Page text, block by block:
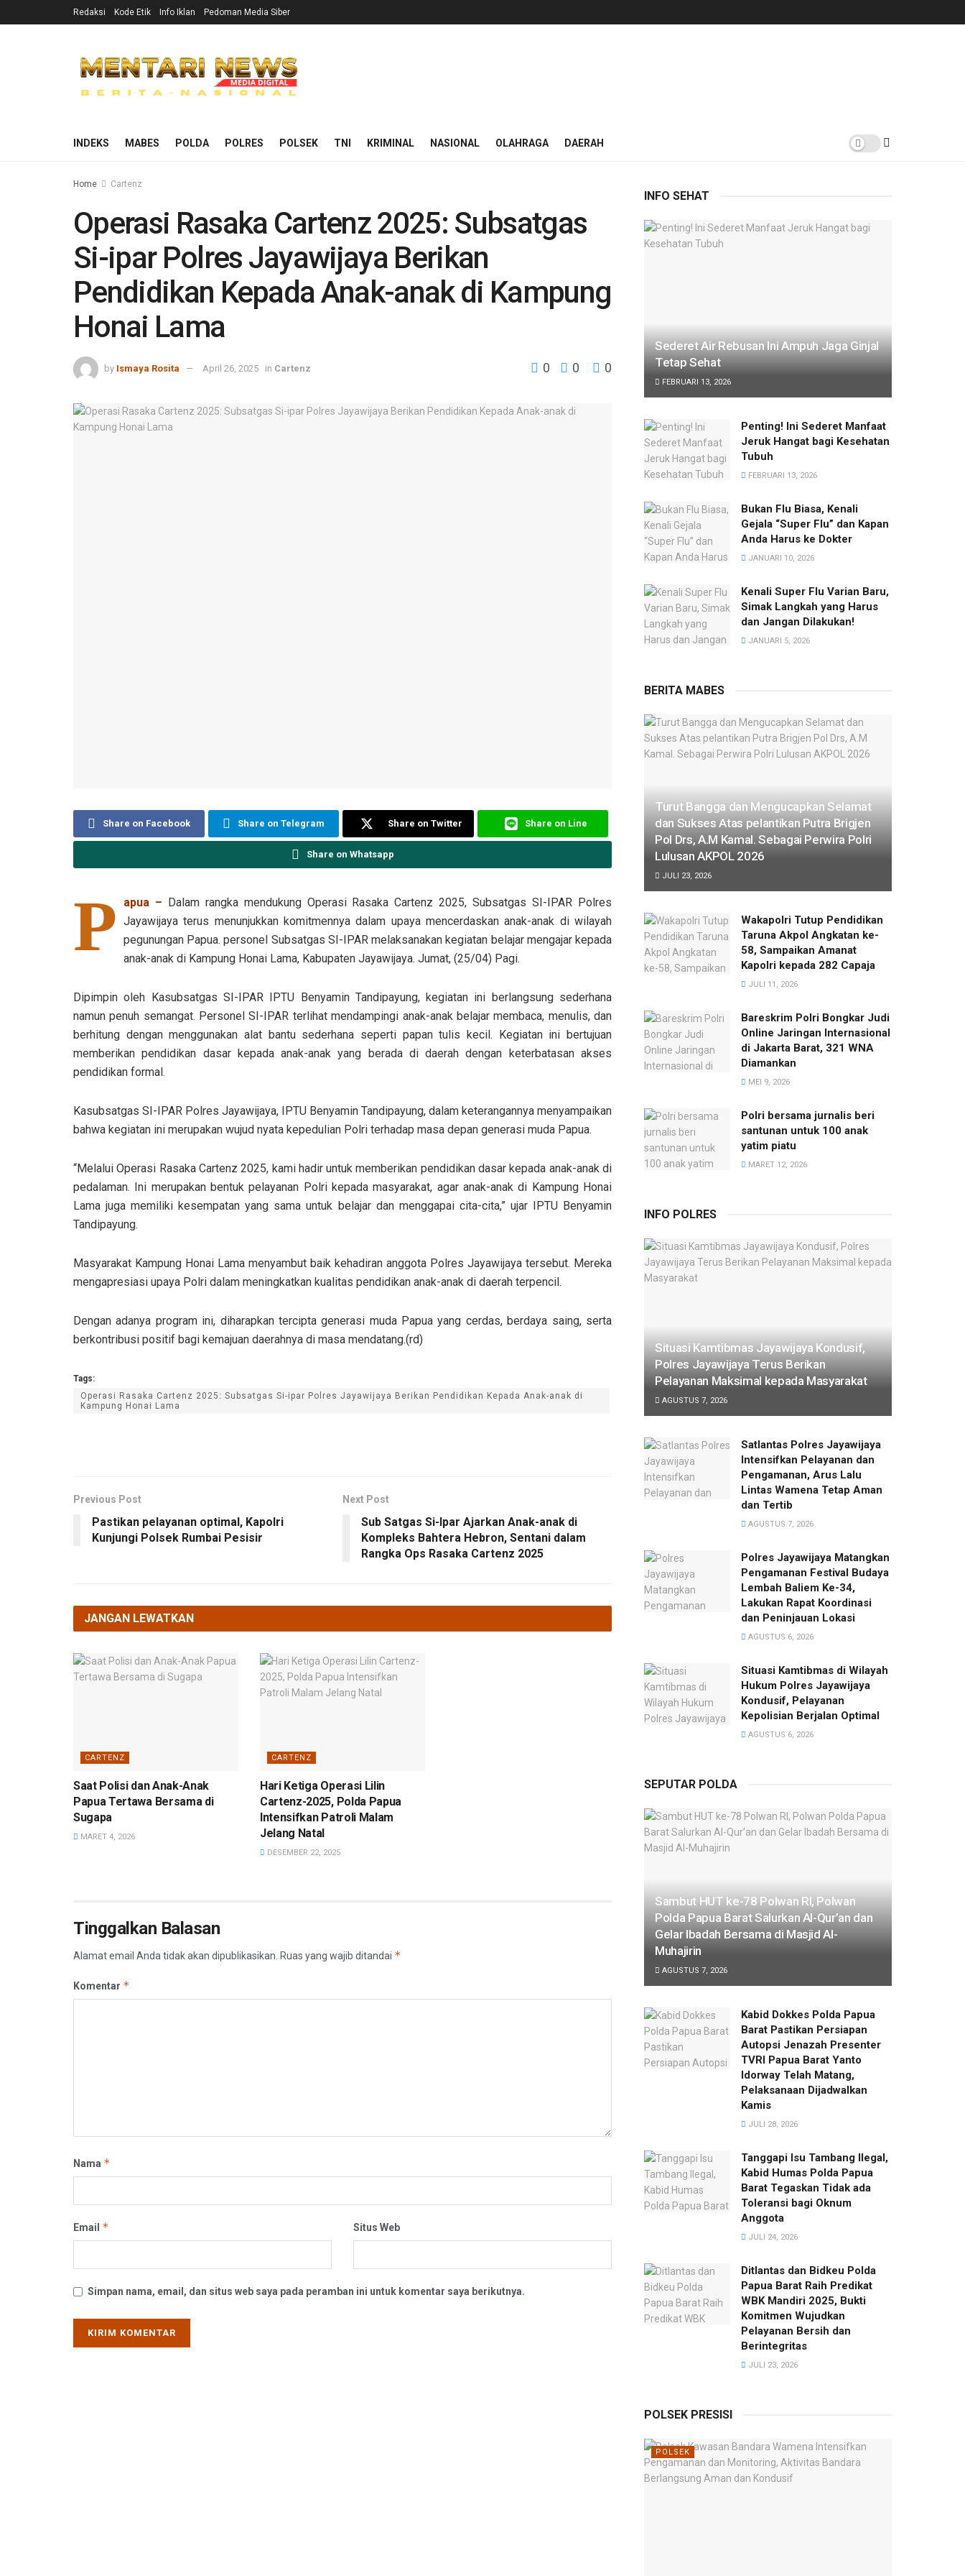
Redaksi Kode Etik Info Iklan Pedoman Media Siber
INDEKS MABES POLDA POLRES POLSEK TNI KRIMINAL NASIONAL OLAHRAGA DAERAH
Home Cartenz
Operasi Rasaka Cartenz 2025: Subsatgas
Si-ipar Polres Jayawijaya Berikan
Pendidikan Kepada Anak-anak di Kampung
Honai Lama
by Ismaya Rosita April 26, 2025 in Cartenz 0 0 0
Share on Facebook Share on Telegram Share on Twitter Share on Line
Share on Whatsapp
P apua – Dalam rangka mendukung Operasi Rasaka Cartenz 2025, Subsatgas SI-IPAR Polres
Jayawijaya terus menunjukkan komitmennya dalam upaya mencerdaskan anak-anak di wilayah
pegunungan Papua. personel Subsatgas SI-IPAR melaksanakan kegiatan belajar mengajar kepada
anak-anak di Kampung Honai Lama, Kabupaten Jayawijaya. Jumat, (25/04) Pagi.
Dipimpin oleh Kasubsatgas SI-IPAR IPTU Benyamin Tandipayung, kegiatan ini berlangsung sederhana
namun penuh semangat. Personel SI-IPAR terlihat mendampingi anak-anak belajar membaca, menulis, dan
berhitung dengan menggunakan alat bantu sederhana seperti papan tulis kecil. Kegiatan ini bertujuan
memberikan pendidikan dasar kepada anak-anak yang berada di daerah dengan keterbatasan akses
pendidikan formal.
Kasubsatgas SI-IPAR Polres Jayawijaya, IPTU Benyamin Tandipayung, dalam keterangannya menyampaikan
bahwa kegiatan ini merupakan wujud nyata kepedulian Polri terhadap masa depan generasi muda Papua.
“Melalui Operasi Rasaka Cartenz 2025, kami hadir untuk memberikan pendidikan dasar kepada anak-anak di
pedalaman. Ini merupakan bentuk pelayanan Polri kepada masyarakat, agar anak-anak di Kampung Honai
Lama juga memiliki kesempatan yang sama untuk belajar dan menggapai cita-cita,” ujar IPTU Benyamin
Tandipayung.
Masyarakat Kampung Honai Lama menyambut baik kehadiran anggota Polres Jayawijaya tersebut. Mereka
mengapresiasi upaya Polri dalam meningkatkan kualitas pendidikan anak-anak di daerah terpencil.
Dengan adanya program ini, diharapkan tercipta generasi muda Papua yang cerdas, berdaya saing, serta
berkontribusi positif bagi kemajuan daerahnya di masa mendatang.(rd)
Tags:
Operasi Rasaka Cartenz 2025: Subsatgas Si-ipar Polres Jayawijaya Berikan Pendidikan Kepada Anak-anak di
Kampung Honai Lama
Previous Post
Pastikan pelayanan optimal, Kapolri
Kunjungi Polsek Rumbai Pesisir
Next Post
Sub Satgas Si-Ipar Ajarkan Anak-anak di
Kompleks Bahtera Hebron, Sentani dalam
Rangka Ops Rasaka Cartenz 2025
JANGAN LEWATKAN
CARTENZ
Saat Polisi dan Anak-Anak
Papua Tertawa Bersama di
Sugapa
MARET 4, 2026
CARTENZ
Hari Ketiga Operasi Lilin
Cartenz-2025, Polda Papua
Intensifkan Patroli Malam
Jelang Natal
DESEMBER 22, 2025
Tinggalkan Balasan
Alamat email Anda tidak akan dipublikasikan. Ruas yang wajib ditandai *
Komentar *
Nama *
Email * Situs Web
Simpan nama, email, dan situs web saya pada peramban ini untuk komentar saya berikutnya.
INFO SEHAT
Sederet Air Rebusan Ini Ampuh Jaga Ginjal
Tetap Sehat
FEBRUARI 13, 2026
Penting! Ini Sederet Manfaat
Jeruk Hangat bagi Kesehatan
Tubuh
FEBRUARI 13, 2026
Bukan Flu Biasa, Kenali
Gejala “Super Flu” dan Kapan
Anda Harus ke Dokter
JANUARI 10, 2026
Kenali Super Flu Varian Baru,
Simak Langkah yang Harus
dan Jangan Dilakukan!
JANUARI 5, 2026
BERITA MABES
Turut Bangga dan Mengucapkan Selamat
dan Sukses Atas pelantikan Putra Brigjen
Pol Drs, A.M Kamal. Sebagai Perwira Polri
Lulusan AKPOL 2026
JULI 23, 2026
Wakapolri Tutup Pendidikan
Taruna Akpol Angkatan ke-
58, Sampaikan Amanat
Kapolri kepada 282 Capaja
JULI 11, 2026
Bareskrim Polri Bongkar Judi
Online Jaringan Internasional
di Jakarta Barat, 321 WNA
Diamankan
MEI 9, 2026
Polri bersama jurnalis beri
santunan untuk 100 anak
yatim piatu
MARET 12, 2026
INFO POLRES
Situasi Kamtibmas Jayawijaya Kondusif,
Polres Jayawijaya Terus Berikan
Pelayanan Maksimal kepada Masyarakat
AGUSTUS 7, 2026
Satlantas Polres Jayawijaya
Intensifkan Pelayanan dan
Pengamanan, Arus Lalu
Lintas Wamena Tetap Aman
dan Tertib
AGUSTUS 7, 2026
Polres Jayawijaya Matangkan
Pengamanan Festival Budaya
Lembah Baliem Ke-34,
Lakukan Rapat Koordinasi
dan Peninjauan Lokasi
AGUSTUS 6, 2026
Situasi Kamtibmas di Wilayah
Hukum Polres Jayawijaya
Kondusif, Pelayanan
Kepolisian Berjalan Optimal
AGUSTUS 6, 2026
SEPUTAR POLDA
Sambut HUT ke-78 Polwan RI, Polwan
Polda Papua Barat Salurkan Al-Qur’an dan
Gelar Ibadah Bersama di Masjid Al-
Muhajirin
AGUSTUS 7, 2026
Kabid Dokkes Polda Papua
Barat Pastikan Persiapan
Autopsi Jenazah Presenter
TVRI Papua Barat Yanto
Idorway Telah Matang,
Pelaksanaan Dijadwalkan
Kamis
JULI 28, 2026
Tanggapi Isu Tambang Ilegal,
Kabid Humas Polda Papua
Barat Tegaskan Tidak ada
Toleransi bagi Oknum
Anggota
JULI 24, 2026
Ditlantas dan Bidkeu Polda
Papua Barat Raih Predikat
WBK Mandiri 2025, Bukti
Komitmen Wujudkan
Pelayanan Bersih dan
Berintegritas
JULI 23, 2026
POLSEK PRESISI
POLSEK